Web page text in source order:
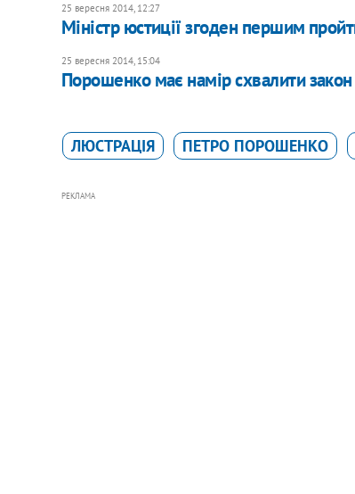
25 вересня 2014, 12:27
Міністр юстиції згоден першим
25 вересня 2014, 15:04
Порошенко має намір схвалити
ЛЮСТРАЦІЯ ПЕТРО ПОРОШЕНКО
РЕКЛАМА